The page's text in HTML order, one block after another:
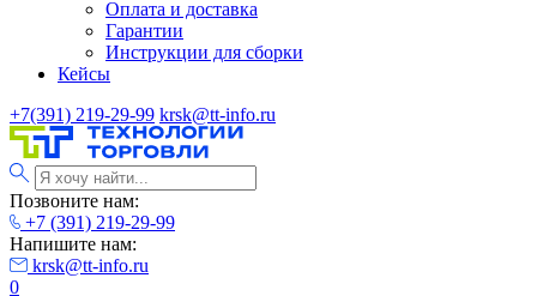
Оплата и доставка
Гарантии
Инструкции для сборки
Кейсы
+7(391) 219-29-99 krsk@tt-info.ru
Позвоните нам:
+7 (391) 219-29-99
Напишите нам:
krsk@tt-info.ru
0